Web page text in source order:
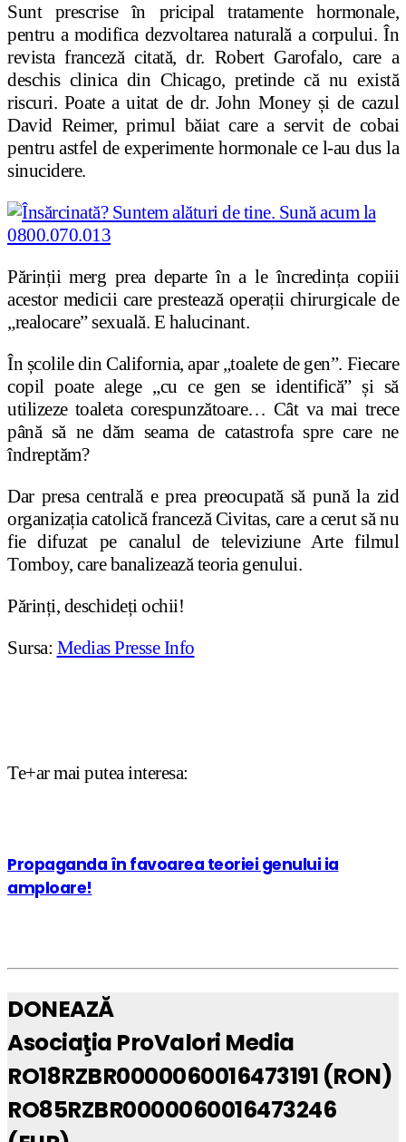
Sunt prescrise în pricipal tratamente hormonale,
pentru a modifica dezvoltarea naturală a corpului. În
revista franceză citată, dr. Robert Garofalo, care a
deschis clinica din Chicago, pretinde că nu există
riscuri. Poate a uitat de dr. John Money și de cazul
David Reimer, primul băiat care a servit de cobai
pentru astfel de experimente hormonale ce l-au dus la
sinucidere.
Părinții merg prea departe în a le încredința copiii
acestor medicii care prestează operații chirurgicale de
„realocare” sexuală. E halucinant.
În școlile din California, apar „toalete de gen”. Fiecare
copil poate alege „cu ce gen se identifică” și să
utilizeze toaleta corespunzătoare… Cât va mai trece
până să ne dăm seama de catastrofa spre care ne
îndreptăm?
Dar presa centrală e prea preocupată să pună la zid
organizația catolică franceză Civitas, care a cerut să nu
fie difuzat pe canalul de televiziune Arte filmul
Tomboy, care banalizează teoria genului.
Părinți, deschideți ochii!
Sursa: Medias Presse Info
Te+ar mai putea interesa:
Propaganda în favoarea teoriei genului ia
amploare!
DONEAZĂ
Asociaţia ProValori Media
RO18RZBR0000060016473191 (RON)
RO85RZBR0000060016473246